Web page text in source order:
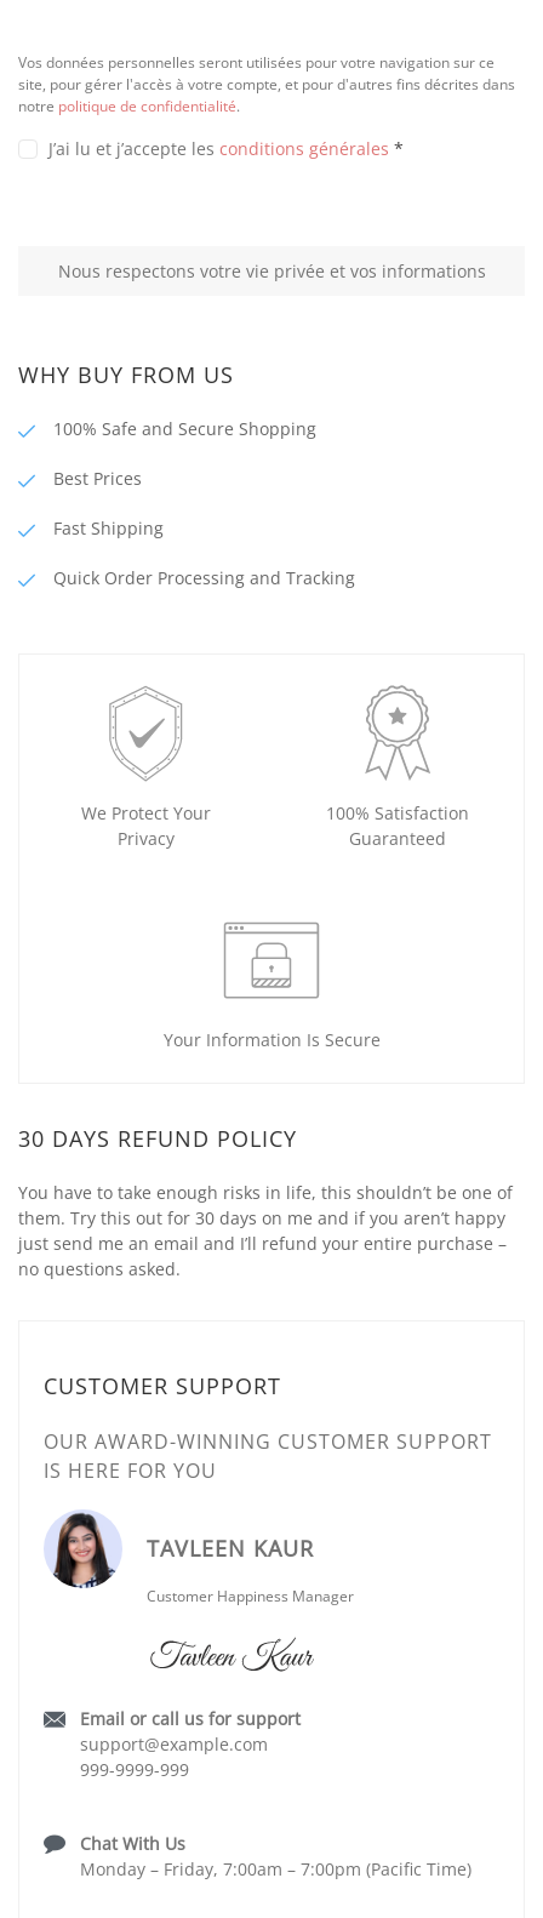
Vos données personnelles seront utilisées pour votre navigation sur ce
site, pour gérer l'accès à votre compte, et pour d'autres fins décrites dans
notre politique de confidentialité.
J’ai lu et j’accepte les conditions générales *
Nous respectons votre vie privée et vos informations
WHY BUY FROM US
100% Safe and Secure Shopping
Best Prices
Fast Shipping
Quick Order Processing and Tracking
We Protect Your
Privacy
100% Satisfaction
Guaranteed
Your Information Is Secure
30 DAYS REFUND POLICY
You have to take enough risks in life, this shouldn’t be one of
them. Try this out for 30 days on me and if you aren’t happy
just send me an email and I’ll refund your entire purchase –
no questions asked.
CUSTOMER SUPPORT
OUR AWARD-WINNING CUSTOMER SUPPORT
IS HERE FOR YOU
TAVLEEN KAUR
Customer Happiness Manager
Email or call us for support
support@example.com
999-9999-999
Chat With Us
Monday – Friday, 7:00am – 7:00pm (Pacific Time)